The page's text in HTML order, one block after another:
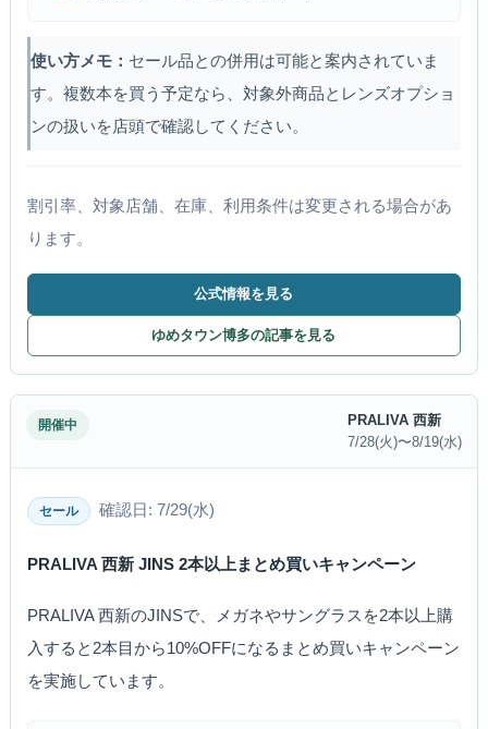
使い方メモ： セール品との併用は可能と案内されていま
す。複数本を買う予定なら、対象外商品とレンズオプショ
ンの扱いを店頭で確認してください。
割引率、対象店舗、在庫、利用条件は変更される場合があ
ります。
公式情報を見る
ゆめタウン博多の記事を見る
開催中
PRALIVA 西新
7/28(火)〜8/19(水)
セール 確認日: 7/29(水)
PRALIVA 西新 JINS 2本以上まとめ買いキャンペーン
PRALIVA 西新のJINSで、メガネやサングラスを2本以上購
入すると2本目から10%OFFになるまとめ買いキャンペーン
を実施しています。